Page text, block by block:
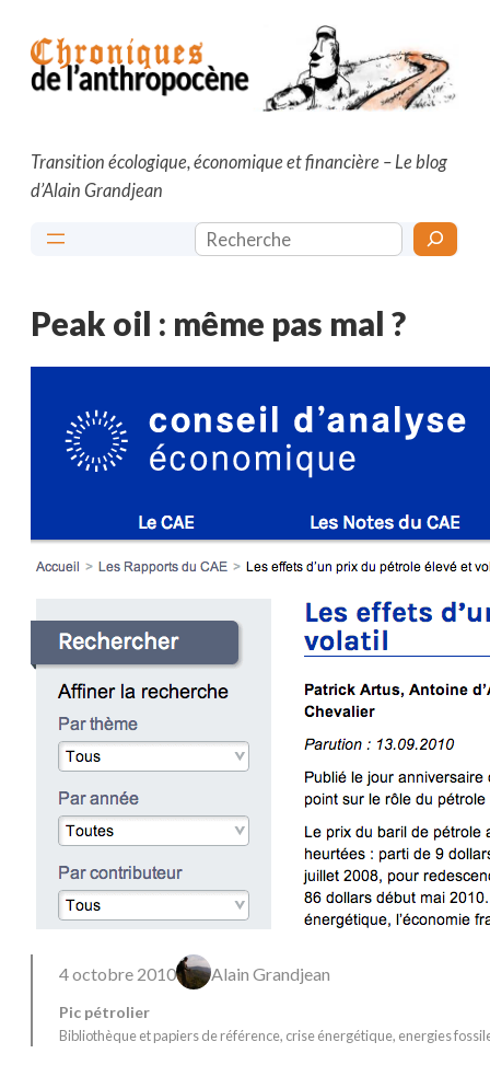
contenu
Transition écologique, économique et financière – Le blog
d’Alain Grandjean
Rechercher
Peak oil : même pas mal ?
4 octobre 2010 Alain Grandjean
Pic pétrolier
Bibliothèque et papiers de référence, crise énergétique, energies